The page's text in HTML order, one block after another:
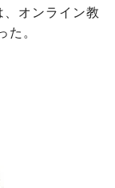
オンライン教
た。